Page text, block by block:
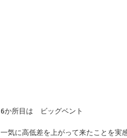
6か所目は　ビッグベント
一気に高低差を上がって来たことを実